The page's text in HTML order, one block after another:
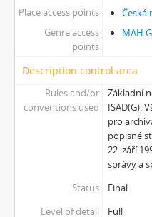
Place access points
Česká
Genre access
points
MAH
Description control area
Rules and/or
conventions used
Základní
ISAD(G):
pro
popisné
22. září
správy a
Status
Final
Level of detail
Full